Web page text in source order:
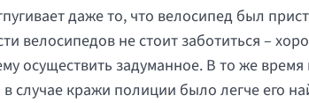
даже то, что велосипед был
велосипедов не стоит заботиться –
осуществить задуманное. В то же
случае кражи полиции было легче его